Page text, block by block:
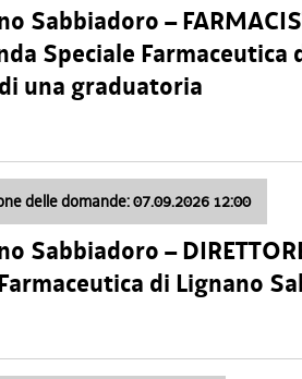
Sabbiadoro –
Speciale Farmaceutica
una graduatoria
delle domande: 07.09.2026 12:00
Sabbiadoro –
di Lignano